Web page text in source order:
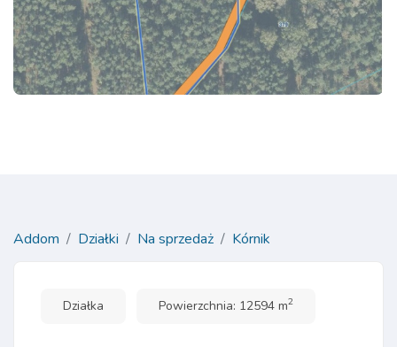
Addom Działki Na sprzedaż Kórnik
Działka Powierzchnia: 12594 m2